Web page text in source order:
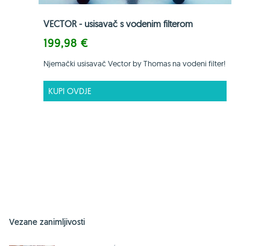
VECTOR - usisavač s vodenim filterom
199,98 €
Njemački usisavač Vector by Thomas na vodeni filter!
KUPI OVDJE
Vezane zanimljivosti